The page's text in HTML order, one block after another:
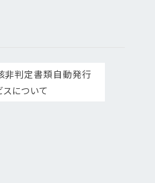
非判定書類自動発行
スについて